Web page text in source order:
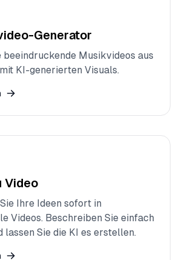
Generator
beeindruckende Musikvideos aus
KI-generierten Visuals.
Video
Ihre Ideen sofort in
Videos. Beschreiben Sie einfach
lassen Sie die KI es erstellen.